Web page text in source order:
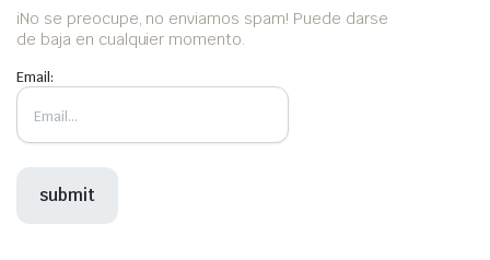
iNo se preocupe, no enviamos spam! Puede darse
de baja en cualquier momento.
Email: